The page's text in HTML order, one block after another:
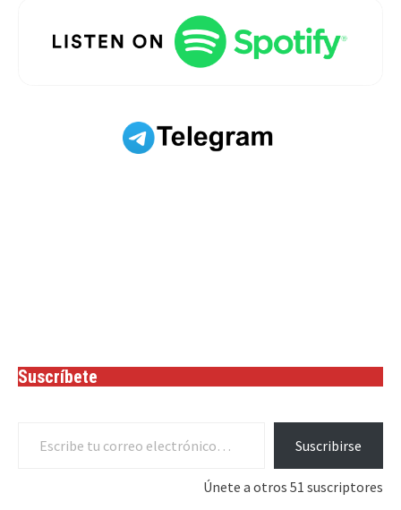
Suscríbete
Suscribirse
Únete a otros 51 suscriptores